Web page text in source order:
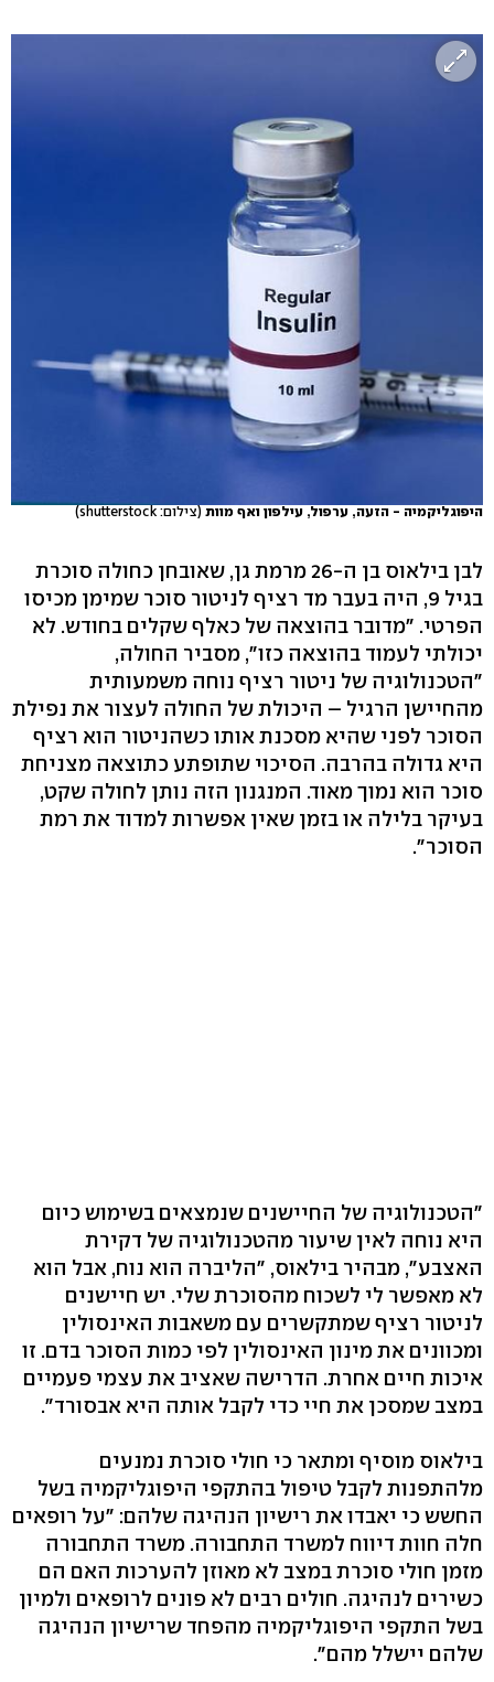
היפוגליקמיה - הזעה, ערפול, עילפון ואף מוות (צילום: shutterstock)
לבן בילאוס בן ה-26 מרמת גן, שאובחן כחולה סוכרת
בגיל 9, היה בעבר מד רציף לניטור סוכר שמימן מכיסו
הפרטי. "מדובר בהוצאה של כאלף שקלים בחודש. לא
יכולתי לעמוד בהוצאה כזו", מסביר החולה,
"הטכנולוגיה של ניטור רציף נוחה משמעותית
מהחיישן הרגיל – היכולת של החולה לעצור את נפילת
הסוכר לפני שהיא מסכנת אותו כשהניטור הוא רציף
היא גדולה בהרבה. הסיכוי שתופתע כתוצאה מצניחת
סוכר הוא נמוך מאוד. המנגנון הזה נותן לחולה שקט,
בעיקר בלילה או בזמן שאין אפשרות למדוד את רמת
הסוכר".
"הטכנולוגיה של החיישנים שנמצאים בשימוש כיום
היא נוחה לאין שיעור מהטכנולוגיה של דקירת
האצבע", מבהיר בילאוס, "הליברה הוא נוח, אבל הוא
לא מאפשר לי לשכוח מהסוכרת שלי. יש חיישנים
לניטור רציף שמתקשרים עם משאבות האינסולין
ומכוונים את מינון האינסולין לפי כמות הסוכר בדם. זו
איכות חיים אחרת. הדרישה שאציב את עצמי פעמיים
במצב שמסכן את חיי כדי לקבל אותה היא אבסורד".
בילאוס מוסיף ומתאר כי חולי סוכרת נמנעים
מלהתפנות לקבל טיפול בהתקפי היפוגליקמיה בשל
החשש כי יאבדו את רישיון הנהיגה שלהם: "על רופאים
חלה חוות דיווח למשרד התחבורה. משרד התחבורה
מזמן חולי סוכרת במצב לא מאוזן להערכות האם הם
כשירים לנהיגה. חולים רבים לא פונים לרופאים ולמיון
בשל התקפי היפוגליקמיה מהפחד שרישיון הנהיגה
שלהם יישלל מהם".